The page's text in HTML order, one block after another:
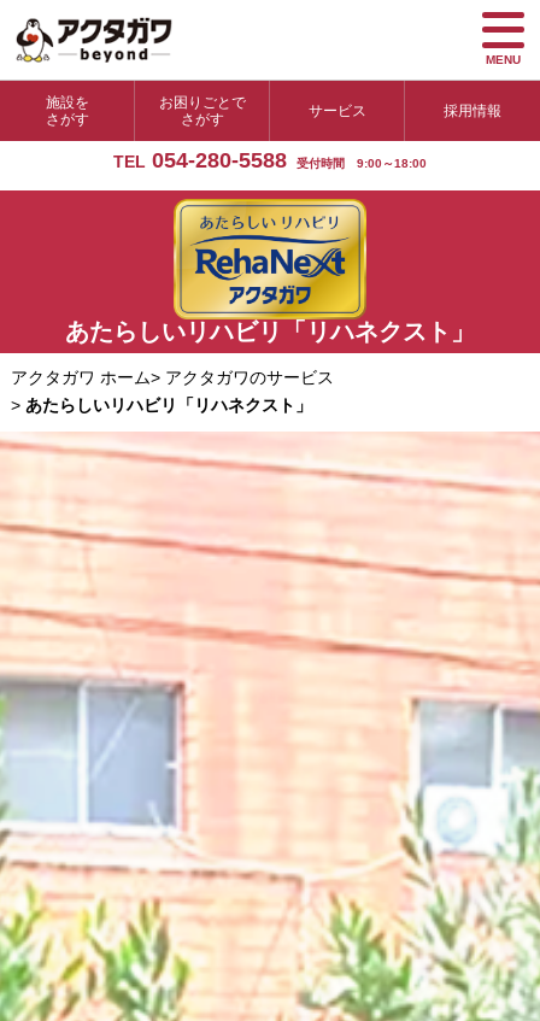
施設を
さがす
お困りごとで
さがす
サービス 採用情報
TEL 054-280-5588 受付時間 9:00～18:00
MENU
あたらしいリハビリ「リハネクスト」
アクタガワ ホーム> アクタガワのサービス
> あたらしいリハビリ「リハネクスト」